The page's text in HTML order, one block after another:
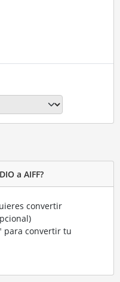
a AIFF?
convertir
para convertir tu